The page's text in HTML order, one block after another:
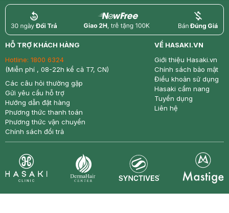
return nowfree price
HỖ TRỢ KHÁCH HÀNG
Hotline: 1800 6324
(Miễn phí , 08-22h kể cả T7, CN)
Các câu hỏi thường gặp
Gửi yêu cầu hỗ trợ
Hướng dẫn đặt hàng
Phương thức thanh toán
Phương thức vận chuyển
Chính sách đổi trả
VỀ HASAKI.VN
Giới thiệu Hasaki.vn
Chính sách bảo mật
Điều khoản sử dụng
Hasaki cẩm nang
Tuyển dụng
Liên hệ